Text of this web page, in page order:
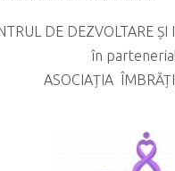
DE DEZVOLTARE
în
ASOCIAȚIA